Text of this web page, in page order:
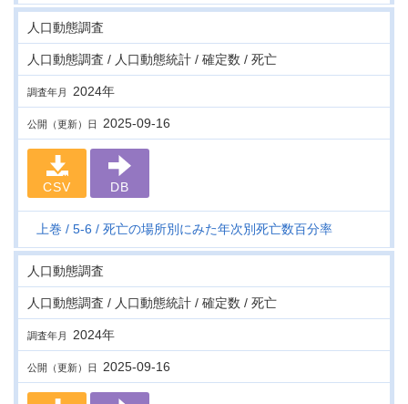
人口動態調査
人口動態調査 / 人口動態統計 / 確定数 / 死亡
調査年月 2024年
公開（更新）日 2025-09-16
CSV DB
上巻 5-6 死亡の場所別にみた年次別死亡数百分率
人口動態調査
人口動態調査 / 人口動態統計 / 確定数 / 死亡
調査年月 2024年
公開（更新）日 2025-09-16